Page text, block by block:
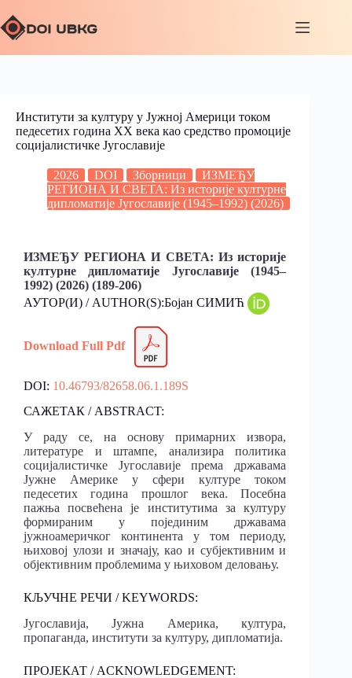
Институти за културу у Јужној Америци током
педесетих година ХХ века као средство промоције
социјалистичке Југославије
2026 DOI Зборници
ИЗМЕЂУ
РЕГИОНА И СВЕТА: Из историје културне
дипломатије Југославије (1945–1992) (2026)
ИЗМЕЂУ РЕГИОНА И СВЕТА: Из историје
културне дипломатије Југославије (1945–
1992) (2026) (189-206)
АУТОР(И) / AUTHOR(S):Бојан СИМИЋ
Download Full Pdf
DOI: 10.46793/82658.06.1.189S
САЖЕТАК / ABSTRACT:
У раду се, на основу примарних извора,
литературе и штампе, анализира политика
социјалистичке Југославије према државама
Јужне Америке у сфери културе током
педесетих година прошлог века. Посебна
пажња посвећена је институтима за културу
формираним у појединим државама
јужноамеричког континента у том периоду,
њиховој улози и значају, као и субјективним и
објективним проблемима у њиховом деловању.
КЉУЧНЕ РЕЧИ / KEYWORDS:
Југославија, Јужна Америка, култура,
пропаганда, институти за културу, дипломатија.
ПРОЈЕКАТ / ACKNOWLEDGEMENT: